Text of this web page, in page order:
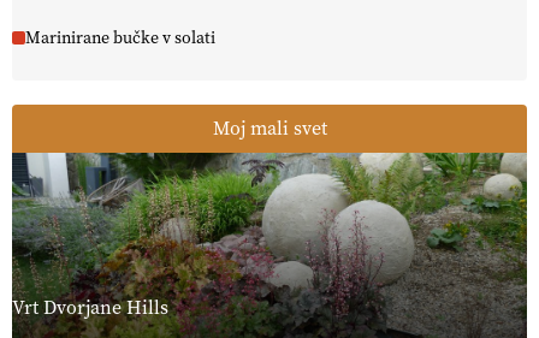
Marinirane bučke v solati
Moj mali svet
Vrt Dvorjane Hills